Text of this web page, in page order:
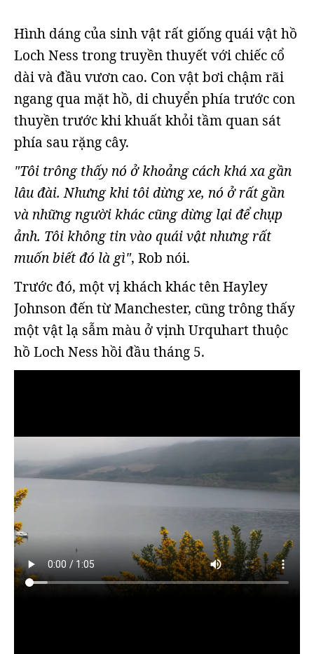
Hình dáng của sinh vật rất giống quái vật hồ
Loch Ness trong truyền thuyết với chiếc cổ
dài và đầu vươn cao. Con vật bơi chậm rãi
ngang qua mặt hồ, di chuyển phía trước con
thuyền trước khi khuất khỏi tầm quan sát
phía sau rặng cây.
"Tôi trông thấy nó ở khoảng cách khá xa gần
lâu đài. Nhưng khi tôi dừng xe, nó ở rất gần
và những người khác cũng dừng lại để chụp
ảnh. Tôi không tin vào quái vật nhưng rất
muốn biết đó là gì", Rob nói.
Trước đó, một vị khách khác tên Hayley
Johnson đến từ Manchester, cũng trông thấy
một vật lạ sẫm màu ở vịnh Urquhart thuộc
hồ Loch Ness hồi đầu tháng 5.